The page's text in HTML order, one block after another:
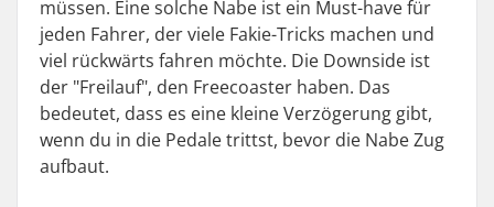
müssen. Eine solche Nabe ist ein Must-have für
jeden Fahrer, der viele Fakie-Tricks machen und
viel rückwärts fahren möchte. Die Downside ist
der "Freilauf", den Freecoaster haben. Das
bedeutet, dass es eine kleine Verzögerung gibt,
wenn du in die Pedale trittst, bevor die Nabe Zug
aufbaut.